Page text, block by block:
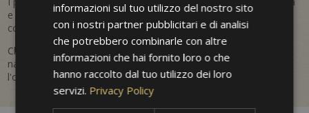
e al periodo di prenotazione. Le tariffe indicate sono da
considerarsi indicative e non vincolanti.
Che si tratti di una fuga romantica, di una vacanza attiva nella
natura o di un viaggio culturale – all'Hotel Villa Westend troverai
l'offerta perfetta per il tuo soggiorno.
informazioni sul tuo utilizzo del nostro sito
con i nostri partner pubblicitari e di analisi
che potrebbero combinarle con altre
informazioni che hai fornito loro o che
hanno raccolto dal tuo utilizzo dei loro
servizi. Privacy Policy